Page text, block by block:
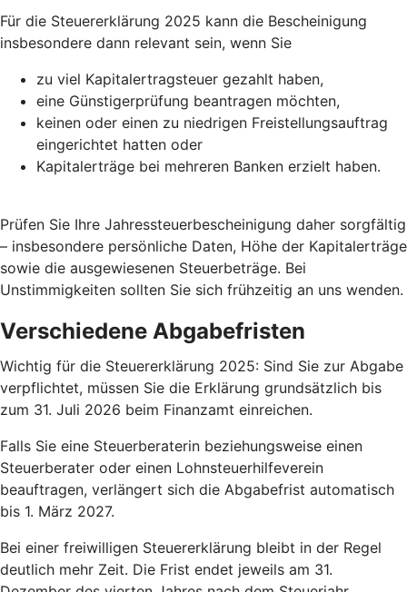
Für die Steuererklärung 2025 kann die Bescheinigung
insbesondere dann relevant sein, wenn Sie
zu viel Kapitalertragsteuer gezahlt haben,
eine Günstigerprüfung beantragen möchten,
keinen oder einen zu niedrigen Freistellungsauftrag
eingerichtet hatten oder
Kapitalerträge bei mehreren Banken erzielt haben.
Prüfen Sie Ihre Jahressteuerbescheinigung daher sorgfältig
– insbesondere persönliche Daten, Höhe der Kapitalerträge
sowie die ausgewiesenen Steuerbeträge. Bei
Unstimmigkeiten sollten Sie sich frühzeitig an uns wenden.
Verschiedene Abgabefristen
Wichtig für die Steuererklärung 2025: Sind Sie zur Abgabe
verpflichtet, müssen Sie die Erklärung grundsätzlich bis
zum 31. Juli 2026 beim Finanzamt einreichen.
Falls Sie eine Steuerberaterin beziehungsweise einen
Steuerberater oder einen Lohnsteuerhilfeverein
beauftragen, verlängert sich die Abgabefrist automatisch
bis 1. März 2027.
Bei einer freiwilligen Steuererklärung bleibt in der Regel
deutlich mehr Zeit. Die Frist endet jeweils am 31.